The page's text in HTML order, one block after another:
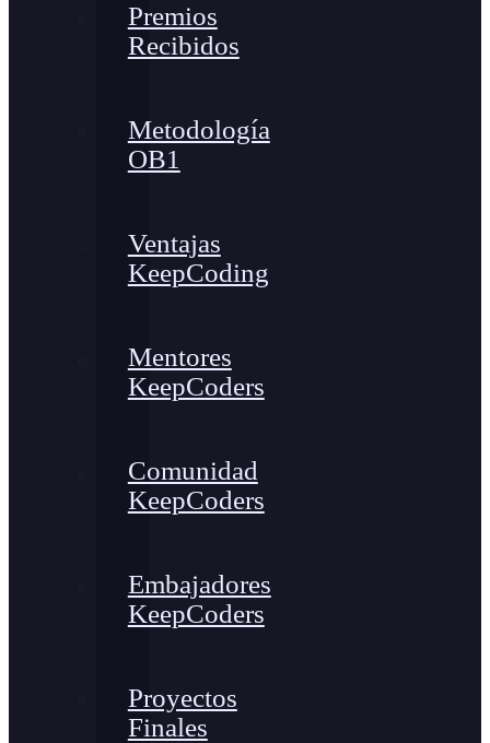
Premios
Recibidos
Metodología
OB1
Ventajas
KeepCoding
Mentores
KeepCoders
Comunidad
KeepCoders
Embajadores
KeepCoders
Proyectos
Finales